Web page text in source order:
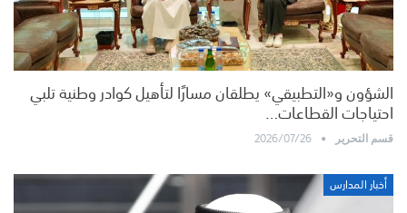
الشؤون و«التطبيقي» يطلقان مسارًا لتأهيل كوادر وطنية تلبي
احتياجات القطاعات…
قسم التحرير
2026/07/26
أخبار المدارس